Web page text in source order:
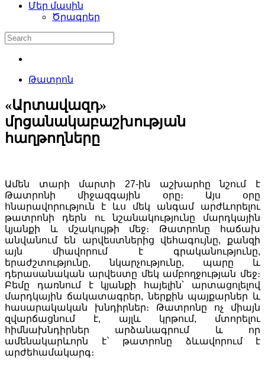
Մեր մասին
Ծրագրեր
Թատրոն
«Արտավազդ»
մրցանակաբաշխության
հաղթողները
Ամեն տարի մարտի 27-ին աշխարհը նշում է
Թատրոնի միջազգային օրը։ Այս օրը
հնարավորություն է ևս մեկ անգամ արժևորելու
թատրոնի դերն ու նշանակությունը մարդկային
կյանքի և մշակույթի մեջ։ Թատրոնը հաճախ
անվանում են արվեստներից վեհագույնը, քանզի
այն միավորում է գրականությունը,
երաժշտությունը, նկարչությունը, պարը և
դերասանական արվեստը մեկ ամբողջության մեջ։
Բեմը դառնում է կյանքի հայելին՝ արտացոլելով
մարդկային ճակատագրեր, ներքին պայքարներ և
հասարակական խնդիրներ։ Թատրոնը ոչ միայն
զվարճացնում է, այլև կրթում, մտորելու
հիմնախնդիրներ արձանագրում և որ
ամենակարևորն է` թատրոնը ձևավորում է
արժեհամակարգ։